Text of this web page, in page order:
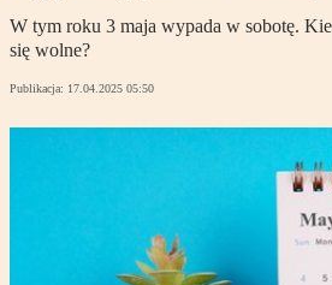
W tym roku 3 maja wypada w sobotę.
się wolne?
Publikacja: 17.04.2025 05:50